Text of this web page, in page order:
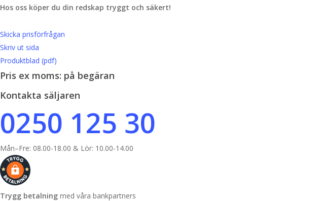
Hos oss köper du din redskap tryggt och säkert!
Skicka prisförfrågan
Skriv ut sida
Produktblad (pdf)
Pris ex moms: på begäran
Kontakta säljaren
0250 125 30
Mån–Fre: 08.00-18.00 & Lör: 10.00-14.00
Trygg betalning med våra bankpartners